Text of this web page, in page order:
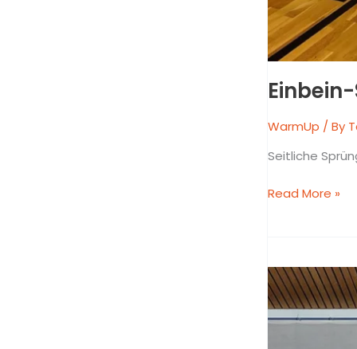
WarmUp / By
Seitliche
Read More »
Skater
Jumps
mit